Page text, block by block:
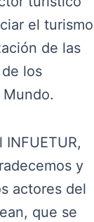
el turismo
de las
los
y
actores del
que se